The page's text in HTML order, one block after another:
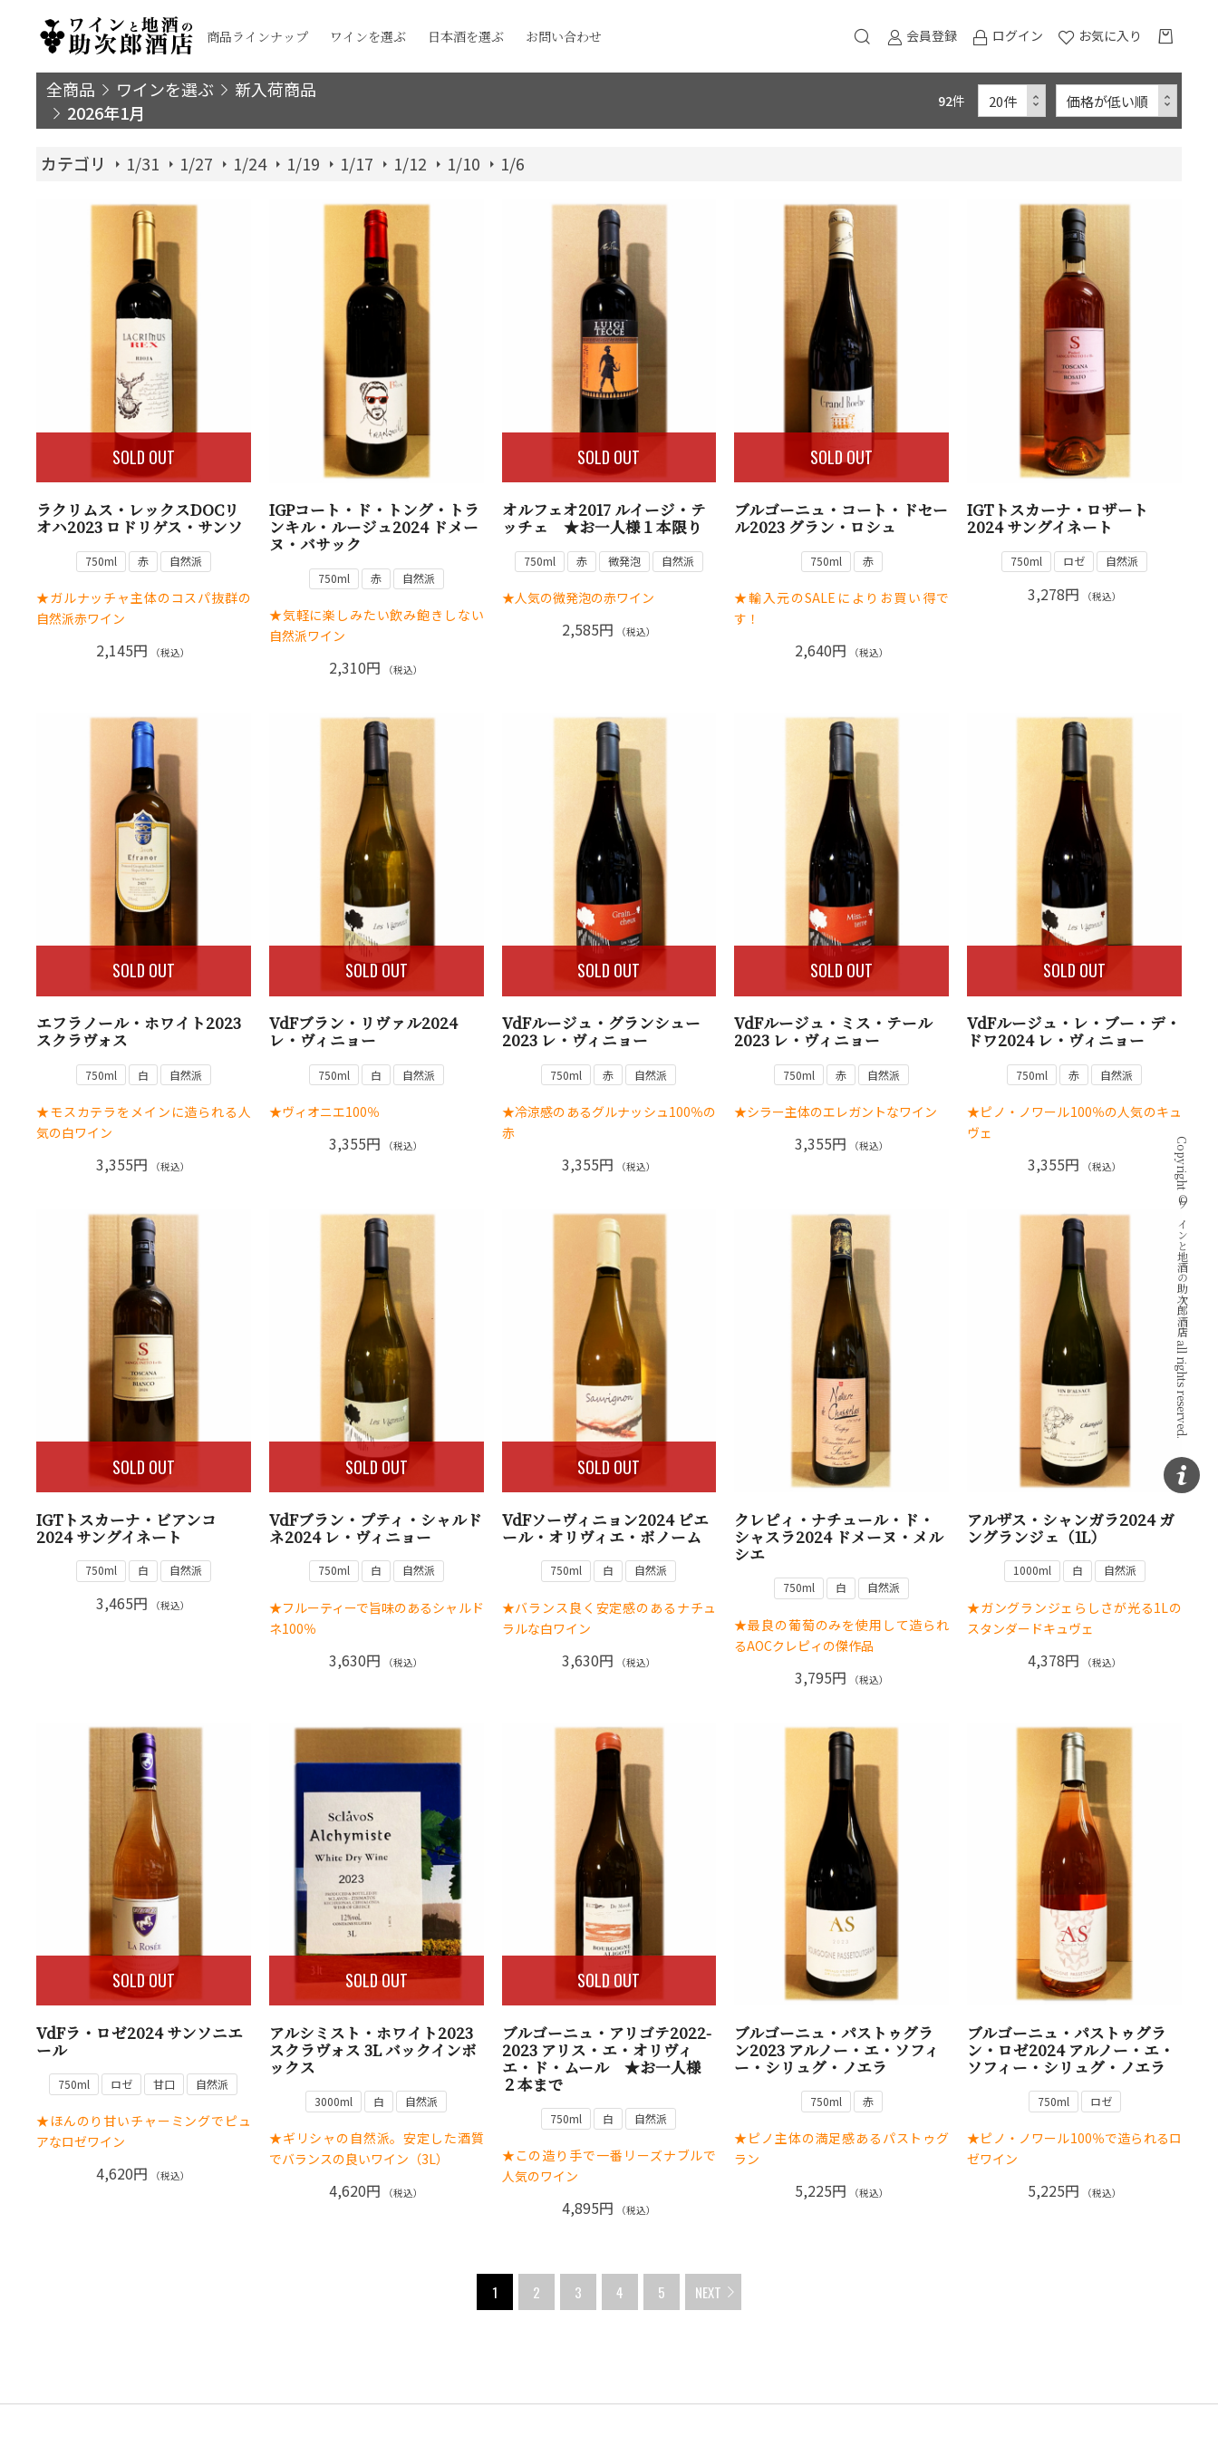
商品ラインナップ ワインを選ぶ 日本酒を選ぶ お問い合わせ 会員登録 ログイン お気に入り
全商品 ワインを選ぶ
新入荷商品
2026年1月
92件
カテゴリ 1/31 1/27 1/24 1/19 1/17 1/12 1/10 1/6
SOLD OUT
ラクリムス・レックスDOCリ
オハ2023 ロドリゲス・サンソ
750ml 赤 自然派
★ガルナッチャ主体のコスパ抜群の
自然派赤ワイン
2,145円 （税込）
IGPコート・ド・トング・トラ
ンキル・ルージュ2024 ドメー
ヌ・バサック
750ml 赤 自然派
★気軽に楽しみたい飲み飽きしない
自然派ワイン
2,310円 （税込）
SOLD OUT
オルフェオ2017 ルイージ・テ
ッチェ ★お一人様１本限り
750ml 赤 微発泡 自然派
★人気の微発泡の赤ワイン
2,585円 （税込）
SOLD OUT
ブルゴーニュ・コート・ドセー
ル2023 グラン・ロシュ
750ml 赤
★輸入元のSALEによりお買い得で
す！
2,640円 （税込）
IGTトスカーナ・ロザート
2024 サングイネート
750ml ロゼ 自然派
3,278円 （税込）
SOLD OUT
エフラノール・ホワイト2023
スクラヴォス
750ml 白 自然派
★モスカテラをメインに造られる人
気の白ワイン
3,355円 （税込）
SOLD OUT
VdFブラン・リヴァル2024
レ・ヴィニョー
750ml 白 自然派
★ヴィオニエ100％
3,355円 （税込）
SOLD OUT
VdFルージュ・グランシュー
2023 レ・ヴィニョー
750ml 赤 自然派
★冷涼感のあるグルナッシュ100％の
赤
3,355円 （税込）
SOLD OUT
VdFルージュ・ミス・テール
2023 レ・ヴィニョー
750ml 赤 自然派
★シラー主体のエレガントなワイン
3,355円 （税込）
SOLD OUT
VdFルージュ・レ・ブー・デ・
ドワ2024 レ・ヴィニョー
750ml 赤 自然派
★ピノ・ノワール100％の人気のキュ
ヴェ
3,355円 （税込）
SOLD OUT
IGTトスカーナ・ビアンコ
2024 サングイネート
750ml 白 自然派
3,465円 （税込）
SOLD OUT
VdFブラン・プティ・シャルド
ネ2024 レ・ヴィニョー
750ml 白 自然派
★フルーティーで旨味のあるシャルド
ネ100％
3,630円 （税込）
SOLD OUT
VdFソーヴィニョン2024 ピエ
ール・オリヴィエ・ボノーム
750ml 白 自然派
★バランス良く安定感のあるナチュ
ラルな白ワイン
3,630円 （税込）
クレピィ・ナチュール・ド・
シャスラ2024 ドメーヌ・メル
シエ
750ml 白 自然派
★最良の葡萄のみを使用して造られ
るAOCクレピィの傑作品
3,795円 （税込）
アルザス・シャンガラ2024 ガ
ングランジェ（1L）
1000ml 白 自然派
★ガングランジェらしさが光る1Lの
スタンダードキュヴェ
4,378円 （税込）
SOLD OUT
VdFラ・ロゼ2024 サンソニエ
ール
750ml ロゼ 甘口 自然派
★ほんのり甘いチャーミングでピュ
アなロゼワイン
4,620円 （税込）
SOLD OUT
アルシミスト・ホワイト2023
スクラヴォス 3L バックインボ
ックス
3000ml 白 自然派
★ギリシャの自然派。安定した酒質
でバランスの良いワイン（3L）
4,620円 （税込）
SOLD OUT
ブルゴーニュ・アリゴテ2022-
2023 アリス・エ・オリヴィ
エ・ド・ムール ★お一人様
２本まで
750ml 白 自然派
★この造り手で一番リーズナブルで
人気のワイン
4,895円 （税込）
ブルゴーニュ・パストゥグラ
ン2023 アルノー・エ・ソフィ
ー・シリュグ・ノエラ
750ml 赤
★ピノ主体の満足感あるパストゥグ
ラン
5,225円 （税込）
ブルゴーニュ・パストゥグラ
ン・ロゼ2024 アルノー・エ・
ソフィー・シリュグ・ノエラ
750ml ロゼ
★ピノ・ノワール100％で造られるロ
ゼワイン
5,225円 （税込）
1 2 3 4 5 NEXT
Copyright © ワインと地酒の助次郎酒店 all rights reserved.